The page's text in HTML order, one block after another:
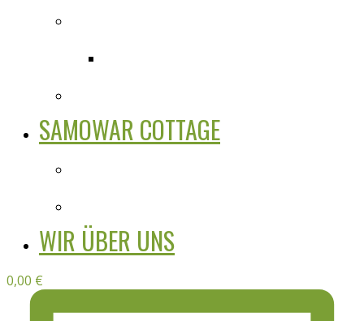
SAMOWAR COTTAGE
WIR ÜBER UNS
0,00 €